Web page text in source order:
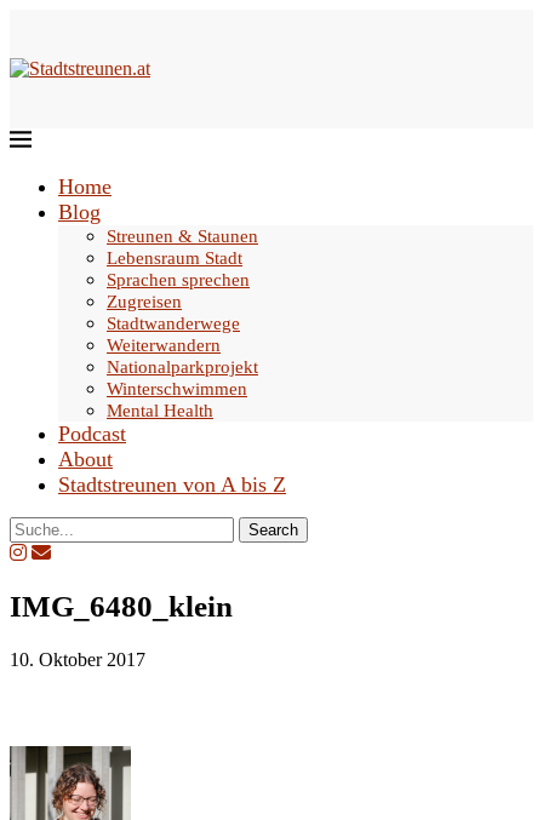
Home
Blog
Streunen & Staunen
Lebensraum Stadt
Sprachen sprechen
Zugreisen
Stadtwanderwege
Weiterwandern
Nationalparkprojekt
Winterschwimmen
Mental Health
Podcast
About
Stadtstreunen von A bis Z
Search
IMG_6480_klein
10. Oktober 2017